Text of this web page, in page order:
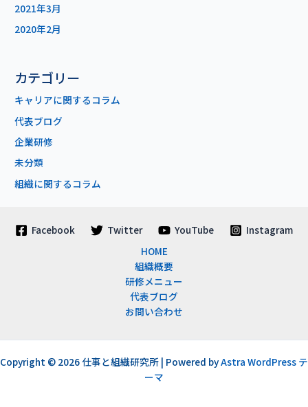
2021年3月
2020年2月
カテゴリー
キャリアに関するコラム
代表ブログ
企業研修
未分類
組織に関するコラム
Facebook Twitter YouTube
Instagram
HOME
組織概要
研修メニュー
代表ブログ
お問い合わせ
Copyright © 2026 仕事と組織研究所 | Powered byAstra WordPress テ
ーマ